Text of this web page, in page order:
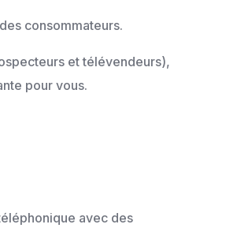
consommateurs.
et télévendeurs),
pour vous.
avec des